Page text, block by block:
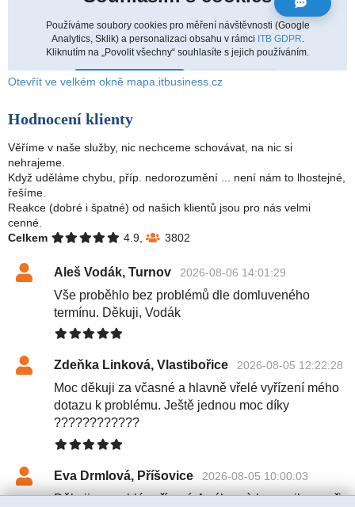
Otevřít ve velkém okně mapa.itbusiness.cz
Hodnocení klienty
Věříme v naše služby, nic nechceme schovávat, na nic si
nehrajeme.
Když uděláme chybu, příp. nedorozumění ... není nám to lhostejné,
řešíme.
Reakce (dobré i špatné) od našich klientů jsou pro nás velmi
cenné.
Celkem
4.9, 3802
Aleš Vodák, Turnov 2026-08-06 14:01:29
Vše proběhlo bez problémů dle domluveného
termínu. Děkuji, Vodák
Zdeňka Linková, Vlastibořice 2026-08-05 12:22:28
Moc děkuji za včasné a hlavně vřelé vyřízení mého
dotazu k problému. Ještě jednou moc díky
????????????
Eva Drmlová, Příšovice 2026-08-05 10:00:03
Děkuji za rychlé vyřízení. A výbornà komunikace při